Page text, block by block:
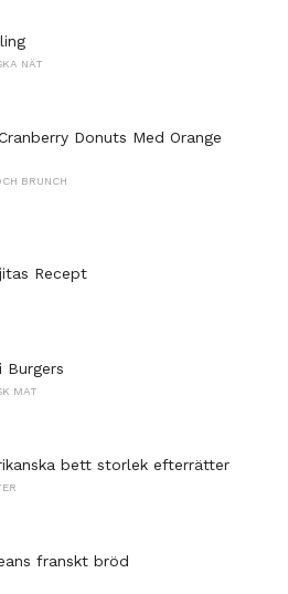
NÄT
Donuts Med Orange
BRUNCH
Recept
Burgers
MAT
bett storlek efterrätter
franskt bröd